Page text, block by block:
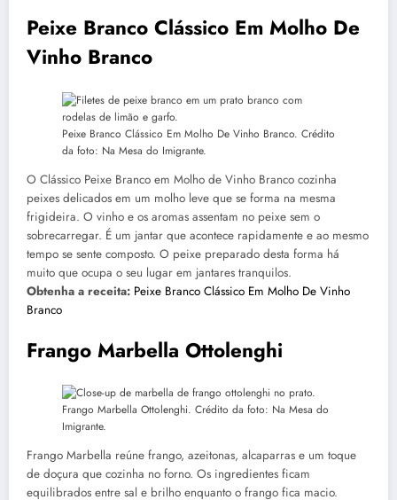
Peixe Branco Clássico Em Molho De
Vinho Branco
Peixe Branco Clássico Em Molho De Vinho Branco. Crédito
da foto: Na Mesa do Imigrante.
O Clássico Peixe Branco em Molho de Vinho Branco cozinha
peixes delicados em um molho leve que se forma na mesma
frigideira. O vinho e os aromas assentam no peixe sem o
sobrecarregar. É um jantar que acontece rapidamente e ao mesmo
tempo se sente composto. O peixe preparado desta forma há
muito que ocupa o seu lugar em jantares tranquilos.
Obtenha a receita: Peixe Branco Clássico Em Molho De Vinho
Branco
Frango Marbella Ottolenghi
Frango Marbella Ottolenghi. Crédito da foto: Na Mesa do
Imigrante.
Frango Marbella reúne frango, azeitonas, alcaparras e um toque
de doçura que cozinha no forno. Os ingredientes ficam
equilibrados entre sal e brilho enquanto o frango fica macio.